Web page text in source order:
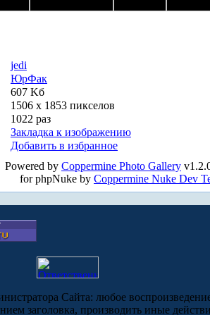
jedi
ЮрФак
607 Kб
1506 x 1853 пикселов
1022 раз
Закладка к изображению
Добавить в избранное
Powered by Coppermine Photo Gallery
for phpNuke by Coppermine Nuke Dev
Сайта: любое
заголовка, производить иные